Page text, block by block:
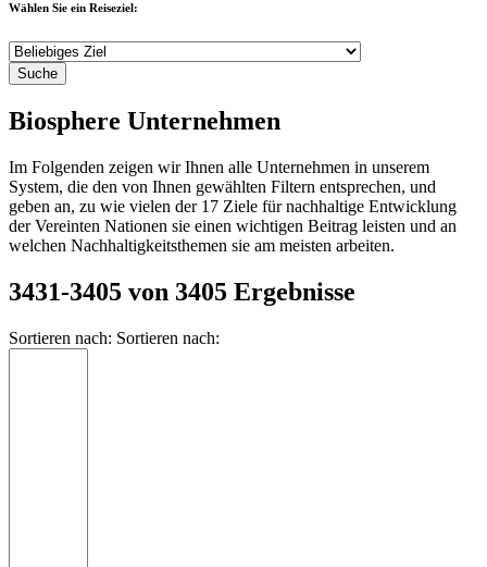
Wählen Sie ein Reiseziel:
Biosphere Unternehmen
Im Folgenden zeigen wir Ihnen alle Unternehmen in unserem
System, die den von Ihnen gewählten Filtern entsprechen, und
geben an, zu wie vielen der 17 Ziele für nachhaltige Entwicklung
der Vereinten Nationen sie einen wichtigen Beitrag leisten und an
welchen Nachhaltigkeitsthemen sie am meisten arbeiten.
3431-3405 von 3405 Ergebnisse
Sortieren nach: Sortieren nach: